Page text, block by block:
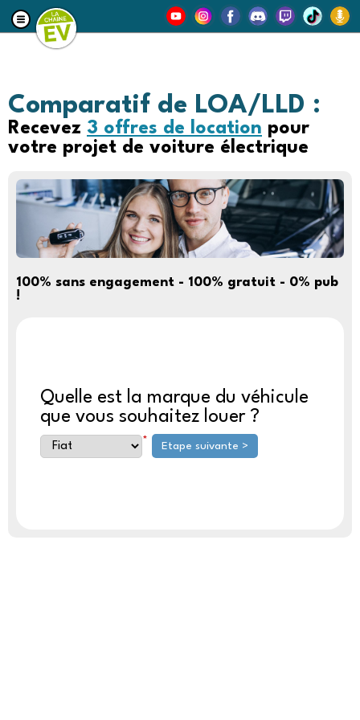
Comparatif de LOA/LLD :
Recevez 3 offres de location pour
votre projet de voiture électrique
100% sans engagement - 100% gratuit - 0% pub
!
Quelle est la marque du véhicule
que vous souhaitez louer ?
* Etape suivante >